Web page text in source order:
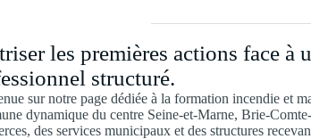
les premières actions face à
structuré.
sur notre page dédiée à la formation incendie et
dynamique du centre Seine-et-Marne, Brie-
des services municipaux et des structures